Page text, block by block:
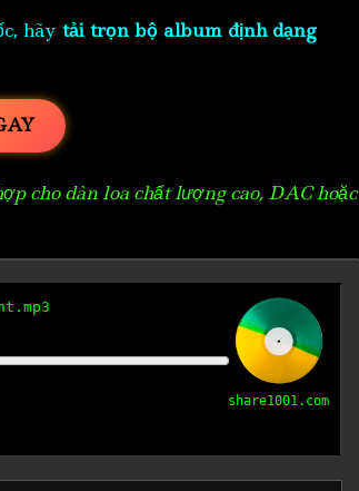
hãy tải trọn bộ album định dạng
cho dàn loa chất lượng cao, DAC hoặc
share1001.com